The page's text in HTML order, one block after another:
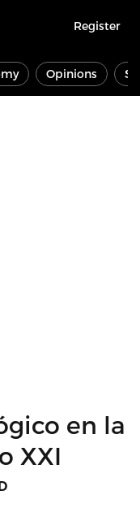
Register
Opinions
en la
XXI